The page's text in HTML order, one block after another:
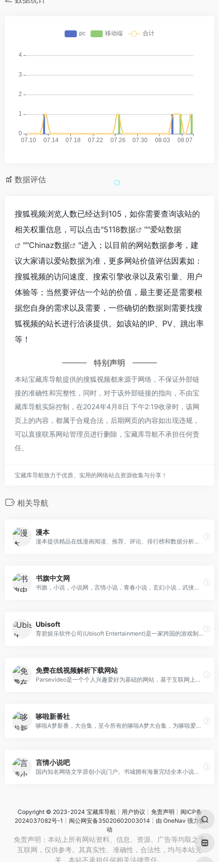
数据评估
搜狐视频浏览人数已经达到105，如你需要查询该站的
相关权重信息，可以点击"5118数据 ""爱站数据
""Chinaz数据
"进入；以目前的网站数据参考，建
议大家请以爱站数据为准，更多网站价值评估因素如：
搜狐视频的访问速度、搜索引擎收录以及索引量、用户
体验等；当然要评估一个站的价值，最主要还是需要根
据您自身的需求以及需要，一些确切的数据则需要找搜
狐视频的站长进行洽谈提供。如该站的IP、PV、跳出率
等！
特别声明
本站宝藏库导航提供的搜狐视频都来源于网络，不保证外部链
接的准确性和完整性，同时，对于该外部链接的指向，不由宝
藏库导航实际控制，在2024年4月8日 下午2:19收录时，该网
页上的内容，都属于合规合法，后期网页的内容如出现违规，
可以直接联系网站管理员进行删除，宝藏库导航不承担任何责
任。
宝藏库导航致力于优质、实用的网络站点资源收集与分享！
相关导航
漫本
漫本提供精品在线漫画阅读、推荐、评论、排行榜和数据分析。漫本是古惑仔官方发行平台，拥有古惑仔全球的电子版权，目前古惑仔已连载到89话。漫本是华人原创漫画发行平台，也是一个在线漫画的阅读平台。
书旗中文网
书旗，小说，小说网，言情小说，青春小说，玄幻小说，武侠小说，都市小说，历史小说，网络小说，小说下载，原创网络文学，畅销图书，精品图书，传统出版，电子书，原创文学。
Ubisoft
育碧娱乐软件公司(Ubisoft Entertainment)是一家跨国的游戏制作、发行和代销商。作为多媒体工业的佼佼者，其广泛的业务稳步扩展，在和各老牌游戏公司合作的基础上，也在不断推出独特的产品，加强自己在国际市场上的影响力。
免费在线视频解析下载网站
Parsevideo是一个个人兴趣爱好为基础的网站，基于互联网上的一些开源项目建设，比如Bootstrap、Jquery、Youtube-dl等。本站旨在为用户提供视频地址在线解析服务，用于用户备份及收藏个人喜爱的视频等。
哆啦新番社
哆啦A梦新番，大合集，至今所有的哆啦A梦大合集，为哆啦爱好者提供更全面的优质资源。
言情小说吧
国内知名网络文学原创小说门户。书城拥有海量完结全本小说，每日更新言情、都市、耽美、穿越、官场、重生、玄幻、女尊等小说的连载最新章节，定期发布阅读小说排行榜单。
Copyright © 2023-2024 宝藏库导航╎ 用户协议 ╎ 免责声明 ╎ 闽ICP备
2024037082号-1 ╎ 闽公网安备35020602003014 ╎由 OneNav 强力驱
动
免责声明：本站上所有网站资料、信息、资源、广告等均取之于
互联网，仅供参考。其真实性、准确性，合法性，均与本站无
关，本站不承担任何相关法律责任。